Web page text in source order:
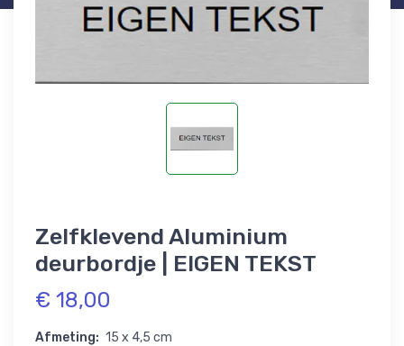
Zelfklevend Aluminium
deurbordje | EIGEN TEKST
€ 18,00
Afmeting: 15 x 4,5 cm